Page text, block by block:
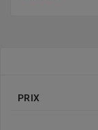
PRIX